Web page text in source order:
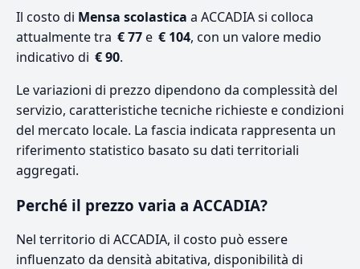
Il costo di Mensa scolastica a ACCADIA si colloca
attualmente tra € 77e € 104, con un valore medio
indicativo di € 90.
Le variazioni di prezzo dipendono da complessità del
servizio, caratteristiche tecniche richieste e condizioni
del mercato locale. La fascia indicata rappresenta un
riferimento statistico basato su dati territoriali
aggregati.
Perché il prezzo varia a ACCADIA?
Nel territorio di ACCADIA, il costo può essere
influenzato da densità abitativa, disponibilità di